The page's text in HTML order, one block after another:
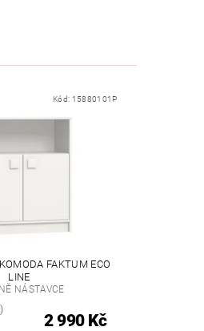
Kód: 15880101P
FAKTUM ECO
LINE
NÁSTAVCE
2 990 Kč